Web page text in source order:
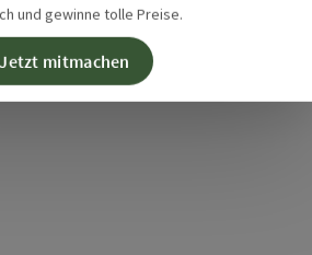
und gewinne tolle Preise.
Jetzt mitmachen